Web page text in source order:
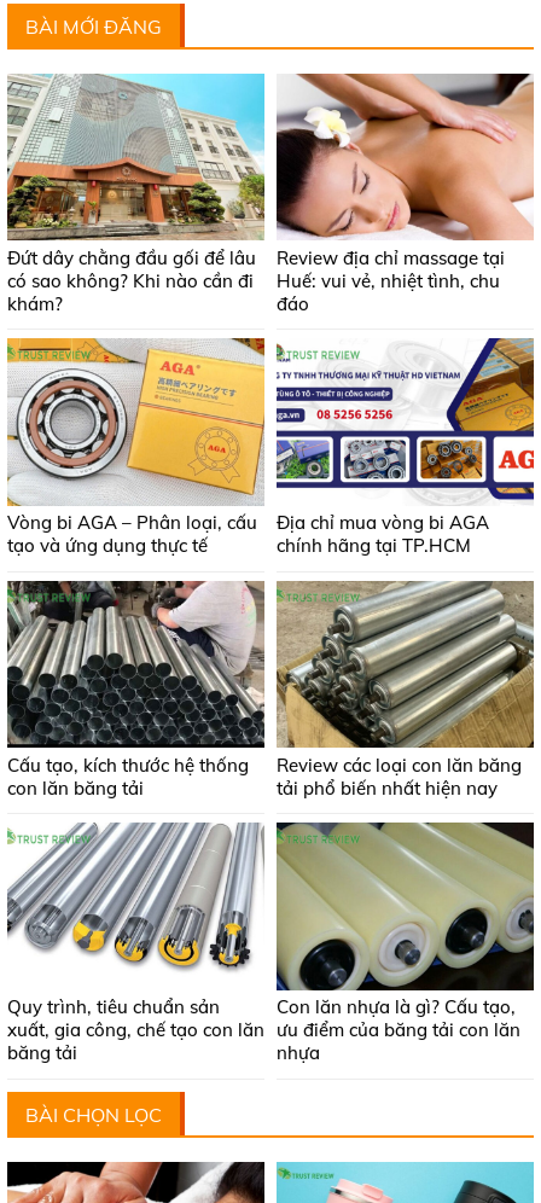
BÀI MỚI ĐĂNG
Đứt dây chằng đầu gối để lâu
có sao không? Khi nào cần đi
khám?
Review địa chỉ massage tại
Huế: vui vẻ, nhiệt tình, chu
đáo
Vòng bi AGA – Phân loại, cấu
tạo và ứng dụng thực tế
Địa chỉ mua vòng bi AGA
chính hãng tại TP.HCM
Cấu tạo, kích thước hệ thống
con lăn băng tải
Review các loại con lăn băng
tải phổ biến nhất hiện nay
Quy trình, tiêu chuẩn sản
xuất, gia công, chế tạo con lăn
băng tải
Con lăn nhựa là gì? Cấu tạo,
ưu điểm của băng tải con lăn
nhựa
BÀI CHỌN LỌC